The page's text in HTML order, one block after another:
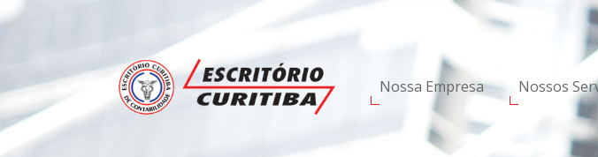
Nossa Empresa Nossos